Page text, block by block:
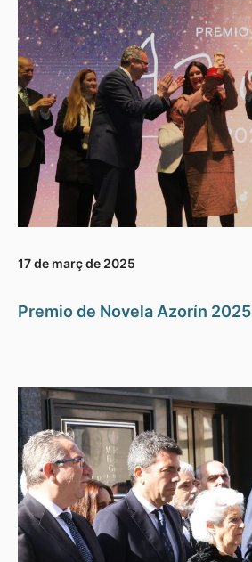
17 de març de 2025
Premio de Novela Azorín 2025